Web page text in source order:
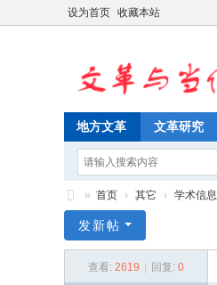
设为首页 收藏本站
地方文革 文革研究
革
» 首页 › 其它 › 学术信息
发新帖
查看: 2619 回复: 0